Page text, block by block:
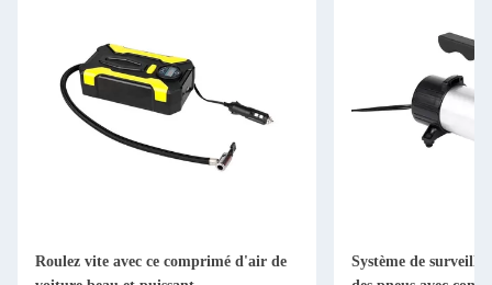
Roulez vite avec ce comprimé d'air de
Système de